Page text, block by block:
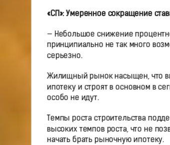
«СП»: Умеренное сокращение
— Небольшое снижение
принципиально не так много
серьезно.
Жилищный рынок насыщен, что
ипотеку и строят в основном в
особо не идут.
Темпы роста строительства
высоких темпов роста, что не
начать брать рыночную ипотеку.